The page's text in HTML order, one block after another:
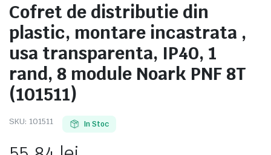
Cofret de distributie din
plastic, montare incastrata ,
usa transparenta, IP40, 1
rand, 8 module Noark PNF 8T
(101511)
SKU: 101511 In Stoc